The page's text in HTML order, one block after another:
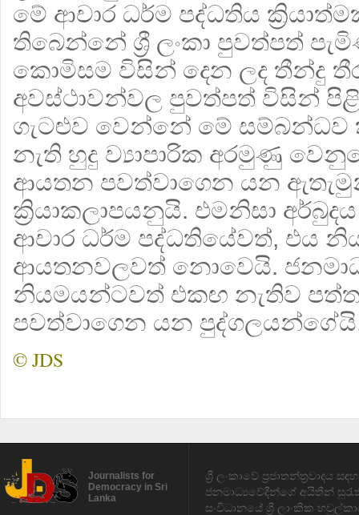
මේ ආචාර ධර්ම පද්ධතිය
තිබෙන්නේ ශ්‍රී ලංකා පුවත්පත්
කොමිසම විසින් දෙන ලද තීන්දු
අවස්ථාවන්වල පුවත්පත් විසින්
ගැටළුව වෙන්නේ මේ
නැති හුදු ව්‍යාපාරික අරමුණු
ආයතන පවත්වාගෙන යන
ක්‍රියාකලාපයනුයි. එමනිසා
ආචාර ධර්ම පද්ධතියේවත්, එය
ආයතනවලවත් නොවෙයි.
නියමයන්ටවත් එකඟ නැතිව
පවත්වාගෙන යන
© JDS
Journalists for
Democracy in Sri
Lanka
ශ්‍රී ලංකාවේ ප්‍රජාතන්ත්‍රවාදය
ජනමාධ්‍යවේදීන්ගේ අයිතීන්
සංවිධානයේ ශ්‍රී ලාංකික